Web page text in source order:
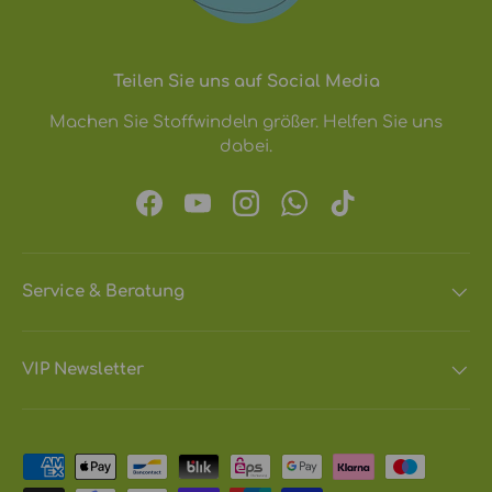
Teilen Sie uns auf Social Media
Machen Sie Stoffwindeln größer. Helfen Sie uns
dabei.
FacebookYouTubeInstagramWhatsApp
TikTok
Service & Beratung
VIP Newsletter
Zahlungsmethoden